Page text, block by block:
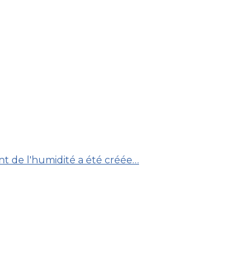
de l'humidité a été créée…